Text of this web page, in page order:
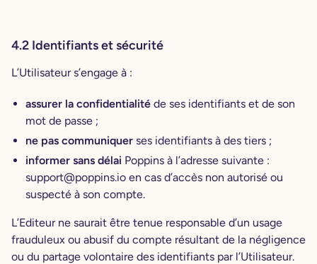
4.2 Identifiants et sécurité
L’Utilisateur s’engage à :
assurer la confidentialité de ses identifiants et de son
mot de passe ;
ne pas communiquer ses identifiants à des tiers ;
informer sans délai Poppins à l’adresse suivante :
support@poppins.io en cas d’accès non autorisé ou
suspecté à son compte.
L’Editeur ne saurait être tenue responsable d’un usage
frauduleux ou abusif du compte résultant de la négligence
ou du partage volontaire des identifiants par l’Utilisateur.